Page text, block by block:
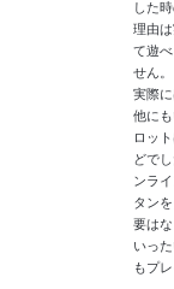
した
理由
て遊
せん
実際
他に
ロッ
どで
ンラ
タン
要は
いっ
もプ